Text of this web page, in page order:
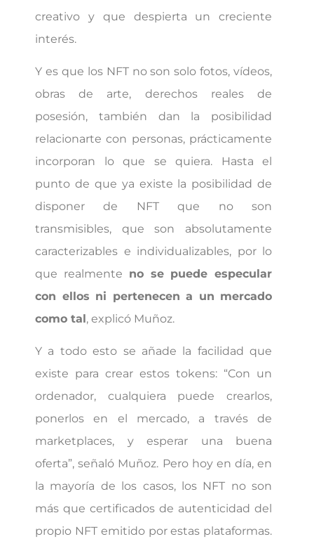
creativo y que despierta un creciente
interés.
Y es que los NFT no son solo fotos, vídeos,
obras de arte, derechos reales de
posesión, también dan la posibilidad
relacionarte con personas, prácticamente
incorporan lo que se quiera. Hasta el
punto de que ya existe la posibilidad de
disponer de NFT que no son
transmisibles, que son absolutamente
caracterizables e individualizables, por lo
que realmente no se puede especular
con ellos ni pertenecen a un mercado
como tal, explicó Muñoz.
Y a todo esto se añade la facilidad que
existe para crear estos tokens: “Con un
ordenador, cualquiera puede crearlos,
ponerlos en el mercado, a través de
marketplaces, y esperar una buena
oferta”, señaló Muñoz. Pero hoy en día, en
la mayoría de los casos, los NFT no son
más que certificados de autenticidad del
propio NFT emitido por estas plataformas.